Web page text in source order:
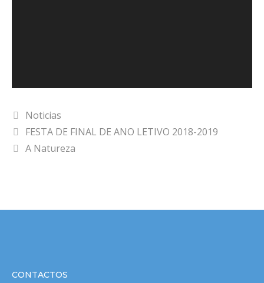
Categorias
Noticias
FESTA DE FINAL DE ANO LETIVO 2018-2019
A Natureza
CONTACTOS